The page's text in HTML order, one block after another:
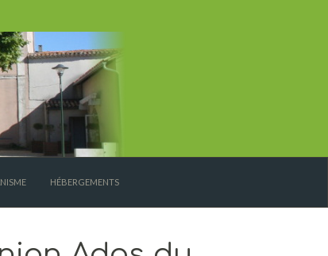
HÉBERGEMENTS